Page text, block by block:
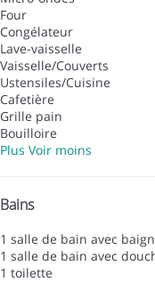
Four
Congélateur
Lave-vaisselle
Vaisselle/Couverts
Ustensiles/Cuisine
Cafetière
Grille pain
Bouilloire
Plus Voir moins
Bains
1 salle de bain avec
1 salle de bain avec
1 toilette